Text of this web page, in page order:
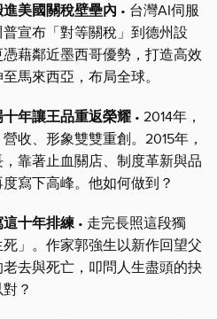
美國關稅壁壘內 • 台灣AI伺服
宣布「對等關稅」到德州設
藉鄰近墨西哥優勢，打造高效
馬來西亞，布局全球。
年讓王品重返榮耀 • 2014年，
收、形象雙雙重創。2015年，
靠著止血關店、制度革新與品
寫下高峰。他如何做到？
十年排練• 走完長照這段獨
」。作家郭強生以新作回望父
去與死亡，叩問人生盡頭的抉
？